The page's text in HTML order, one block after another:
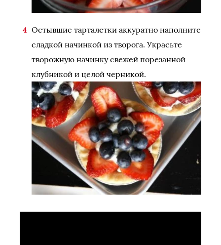
Остывшие тарталетки аккуратно наполните
сладкой начинкой из творога. Украсьте
творожную начинку свежей порезанной
клубникой и целой черникой.